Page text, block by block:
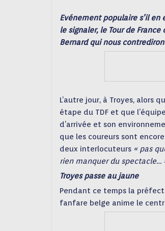
Evénement populaire s’il
le signaler, le Tour de
Bernard qui nous
L’autre jour, à Troyes, alors
étape du TDF et que
d’arrivée et son
que les coureurs sont
deux interlocuteurs « pas
rien manquer du spectacle…
Troyes passe au jaune
Pendant ce temps la
fanfare belge anime le